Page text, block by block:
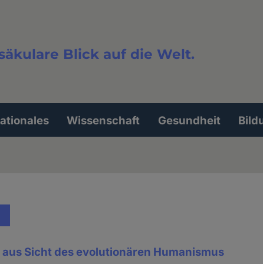
Blick auf die Welt.
Wissenschaft Gesundheit
Sicht des evolutionären Humanismus